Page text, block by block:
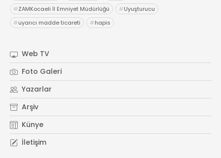
#ZAMKocaeli İl Emniyet Müdürlüğü #Uyuşturucu
#uyarıcı madde ticareti #hapis
Web TV
Foto Galeri
Yazarlar
Arşiv
Künye
İletişim